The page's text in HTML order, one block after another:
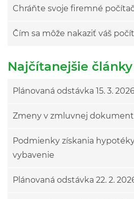
Chráňte svoje firemné
Čím sa môže nakaziť váš
Najčítanejšie články
Plánovaná odstávka 15. 3.
Zmeny v zmluvnej
Podmienky získania
vybavenie
Plánovaná odstávka 22. 2.